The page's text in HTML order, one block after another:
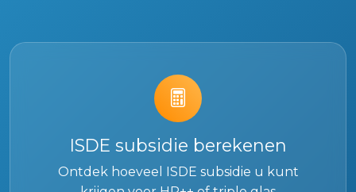
ISDE subsidie berekenen
Ontdek hoeveel ISDE subsidie u kunt